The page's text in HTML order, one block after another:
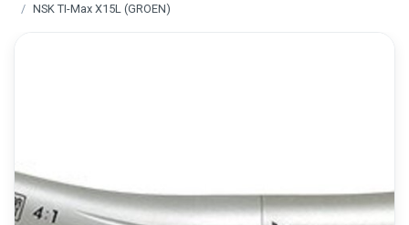
NSK TI-Max X15L (GROEN)